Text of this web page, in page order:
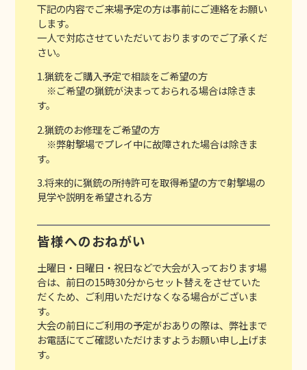
下記の内容でご来場予定の方は事前にご連絡をお願い
します。
一人で対応させていただいておりますのでご了承くだ
さい。
1.猟銃をご購入予定で相談をご希望の方
※ご希望の猟銃が決まっておられる場合は除きま
す。
2.猟銃のお修理をご希望の方
※弊射撃場でプレイ中に故障された場合は除きま
す。
3.将来的に猟銃の所持許可を取得希望の方で射撃場の
見学や説明を希望される方
皆様へのおねがい
土曜日・日曜日・祝日などで大会が入っております場
合は、前日の15時30分からセット替えをさせていた
だくため、ご利用いただけなくなる場合がございま
す。
大会の前日にご利用の予定がおありの際は、弊社まで
お電話にてご確認いただけますようお願い申し上げま
す。